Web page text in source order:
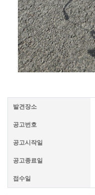
발견장소
공고번호
공고시작일
공고종료일
접수일